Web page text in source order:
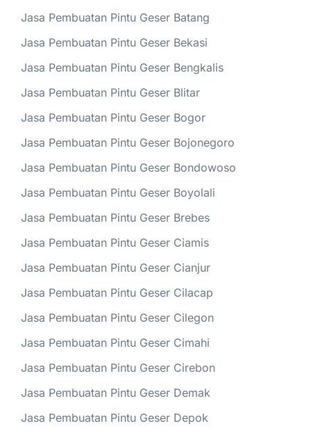
Jasa Pembuatan Pintu Geser Batang
Jasa Pembuatan Pintu Geser Bekasi
Jasa Pembuatan Pintu Geser Bengkalis
Jasa Pembuatan Pintu Geser Blitar
Jasa Pembuatan Pintu Geser Bogor
Jasa Pembuatan Pintu Geser Bojonegoro
Jasa Pembuatan Pintu Geser Bondowoso
Jasa Pembuatan Pintu Geser Boyolali
Jasa Pembuatan Pintu Geser Brebes
Jasa Pembuatan Pintu Geser Ciamis
Jasa Pembuatan Pintu Geser Cianjur
Jasa Pembuatan Pintu Geser Cilacap
Jasa Pembuatan Pintu Geser Cilegon
Jasa Pembuatan Pintu Geser Cimahi
Jasa Pembuatan Pintu Geser Cirebon
Jasa Pembuatan Pintu Geser Demak
Jasa Pembuatan Pintu Geser Depok